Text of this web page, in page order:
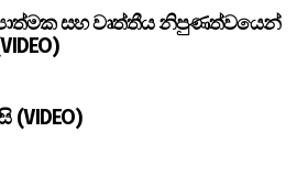
සහ වෘත්තීය නිපුණත්වයෙන්
(VIDEO)